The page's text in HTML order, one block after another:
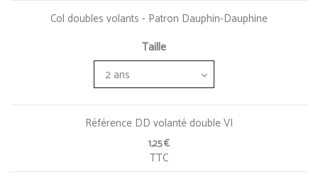
Col doubles volants - Patron Dauphin-Dauphine
Taille
Référence DD volanté double VI
1,25 €
TTC